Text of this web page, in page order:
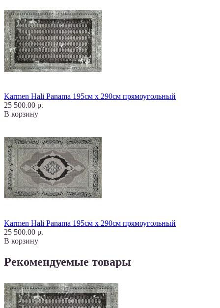
Karmen Hali Panama 195см х 290см прямоугольный
25 500.00 р.
В корзину
Karmen Hali Panama 195см х 290см прямоугольный
25 500.00 р.
В корзину
Рекомендуемые товары